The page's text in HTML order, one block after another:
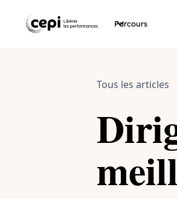
Parcours
Tous les articles